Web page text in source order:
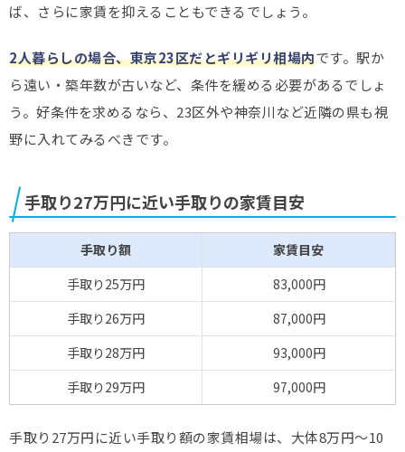
ば、さらに家賃を抑えることもできるでしょう。
2人暮らしの場合、東京23区だとギリギリ相場内です。駅か
ら遠い・築年数が古いなど、条件を緩める必要があるでしょ
う。好条件を求めるなら、23区外や神奈川など近隣の県も視
野に入れてみるべきです。
手取り27万円に近い手取りの家賃目安
手取り額
家賃目安
手取り25万円
83,000円
手取り26万円
87,000円
手取り28万円
93,000円
手取り29万円
97,000円
手取り27万円に近い手取り額の家賃相場は、大体8万円～10